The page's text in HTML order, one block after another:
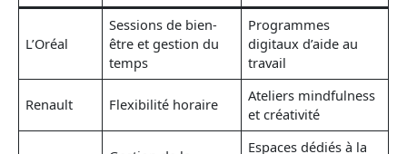
L’Oréal
Sessions de bien-
être et gestion du
temps
Programmes
digitaux d’aide au
travail
Renault Flexibilité horaire
Ateliers mindfulness
et créativité
Espaces dédiés à la